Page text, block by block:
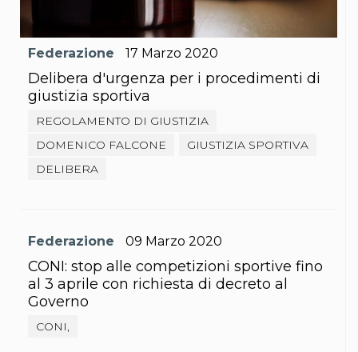
S'istrumpa
News
Calendario Attività
Difesa Personale MGA
La disciplina
News
Mappa del sito
Cerca
Webinar
Corsi Monotematici
Corsi di Specializzazione
Corsi FIJLKAM-FISDIR
Federazione 17 Marzo 2020
Delibera d'urgenza per i procedimenti di
giustizia sportiva
REGOLAMENTO DI GIUSTIZIA
DOMENICO FALCONE
GIUSTIZIA SPORTIVA
DELIBERA
Federazione 09 Marzo 2020
CONI: stop alle competizioni sportive fino
al 3 aprile con richiesta di decreto al
Governo
CONI,